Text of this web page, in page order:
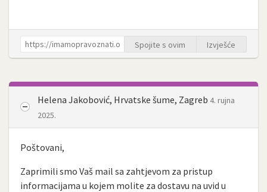
Spojite s ovim Izvješće
Helena Jakobović, Hrvatske šume, Zagreb 4. rujna
2025.
Poštovani,
Zaprimili smo Vaš mail sa zahtjevom za pristup
informacijama u kojem molite za dostavu na uvid u